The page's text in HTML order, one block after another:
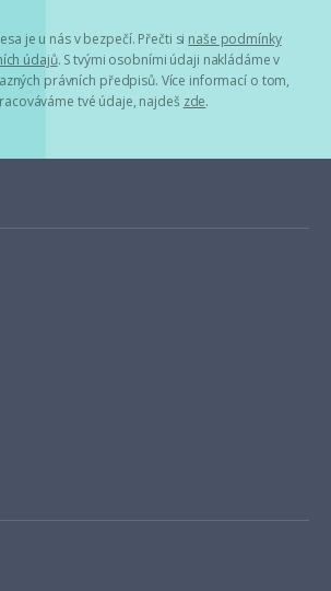
je u nás v bezpečí. Přečti si naše podmínky
údajů. S tvými osobními údaji nakládáme v
právních předpisů. Více informací o tom,
tvé údaje, najdeš zde.